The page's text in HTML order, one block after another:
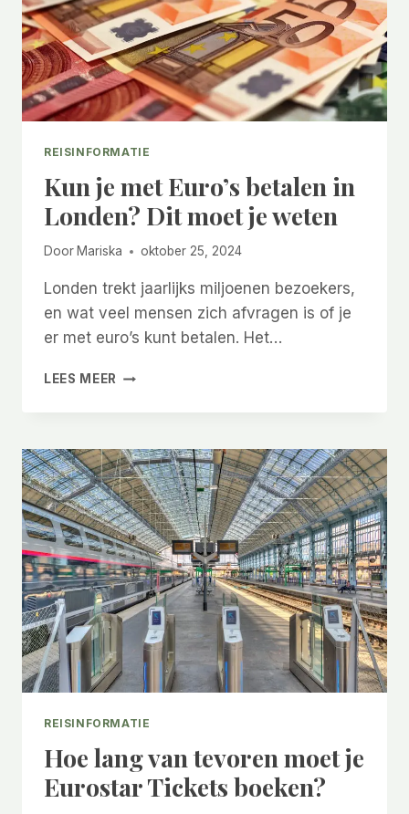
REISINFORMATIE
Kun je met Euro’s betalen in
Londen? Dit moet je weten
Door Mariska oktober 25, 2024
Londen trekt jaarlijks miljoenen bezoekers,
en wat veel mensen zich afvragen is of je
er met euro’s kunt betalen. Het…
LEES MEER KUN
BETALEN
IN
LONDEN?
DIT
MOET
JE
WETEN
REISINFORMATIE
Hoe lang van tevoren moet je
Eurostar Tickets boeken?